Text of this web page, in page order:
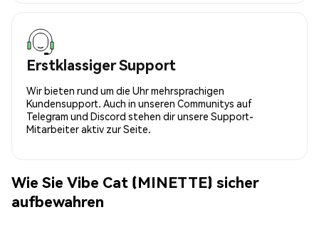
Erstklassiger Support
Wir bieten rund um die Uhr mehrsprachigen
Kundensupport. Auch in unseren Communitys auf
Telegram und Discord stehen dir unsere Support-
Mitarbeiter aktiv zur Seite.
Wie Sie Vibe Cat (MINETTE) sicher
aufbewahren